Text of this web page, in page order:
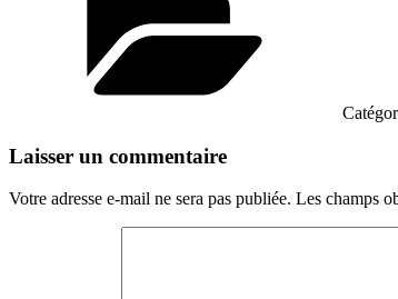
Laisser un commentaire
Votre adresse e-mail ne sera pas publiée. Les champs